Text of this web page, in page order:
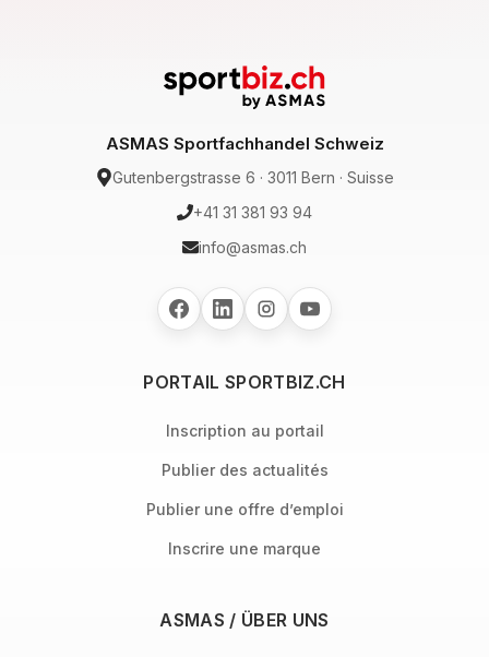
ASMAS Sportfachhandel Schweiz
Gutenbergstrasse 6 · 3011 Bern · Suisse
+41 31 381 93 94
info@asmas.ch
PORTAIL SPORTBIZ.CH
Inscription au portail
Publier des actualités
Publier une offre d’emploi
Inscrire une marque
ASMAS / ÜBER UNS